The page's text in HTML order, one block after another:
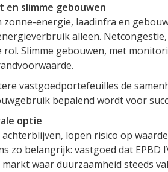
slimme gebouwen
energie, laadinfra en
alleen.
Slimme gebouwen, met
vastgoedportefeuilles de
bepalend wordt voor
optie
lopen risico op
zo belangrijk: vastgoed dat
waar duurzaamheid steeds